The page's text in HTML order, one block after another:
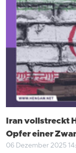
Iran vollstreckt
Opfer einer
06 Dezember 2025